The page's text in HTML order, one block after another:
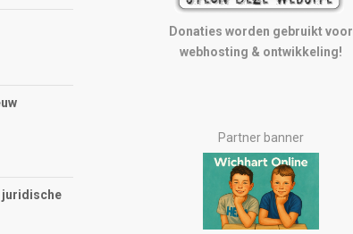
juridische
Donaties worden gebruikt voor
webhosting & ontwikkeling!
Partner banner